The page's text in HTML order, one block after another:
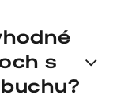
triedam
kompletnej
s